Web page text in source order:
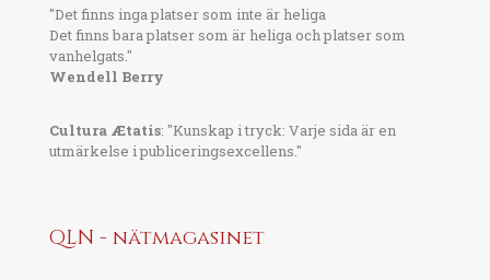
"Det finns inga platser som inte är heliga
Det finns bara platser som är heliga och platser som
vanhelgats."
Wendell Berry
Cultura Ætatis: "Kunskap i tryck: Varje sida är en
utmärkelse i publiceringsexcellens."
QLN - nätmagasinet